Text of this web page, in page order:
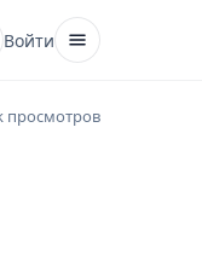
Войти
просмотров